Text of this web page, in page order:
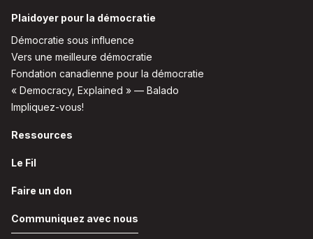
Plaidoyer pour la démocratie
Démocratie sous influence
Vers une meilleure démocratie
Fondation canadienne pour la démocratie
« Democracy, Explained » — Balado
Impliquez-vous!
Ressources
Le Fil
Faire un don
Communiquez avec nous